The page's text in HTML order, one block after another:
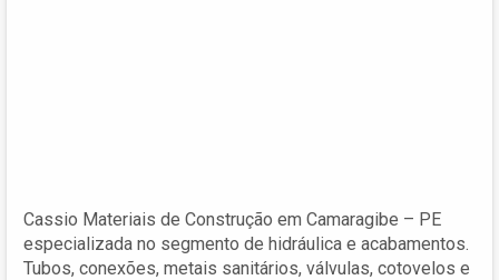
Cassio Materiais de Construção em Camaragibe – PE
especializada no segmento de hidráulica e acabamentos.
Tubos, conexões, metais sanitários, válvulas, cotovelos e